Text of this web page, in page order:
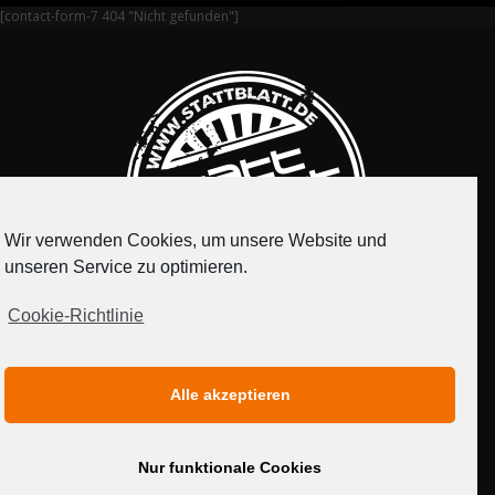
[contact-form-7 404 "Nicht gefunden"]
MEDIADATEN
Wir verwenden Cookies, um unsere Website und
unseren Service zu optimieren.
Cookie-Richtlinie
Alle akzeptieren
Nur funktionale Cookies